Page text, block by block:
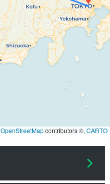
OpenStreetMapcontributors ©, CARTO